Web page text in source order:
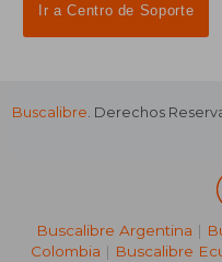
Ir a Centro de Soporte
Buscalibre. Derechos
Buscalibre Argentina |
Colombia | Buscalibre